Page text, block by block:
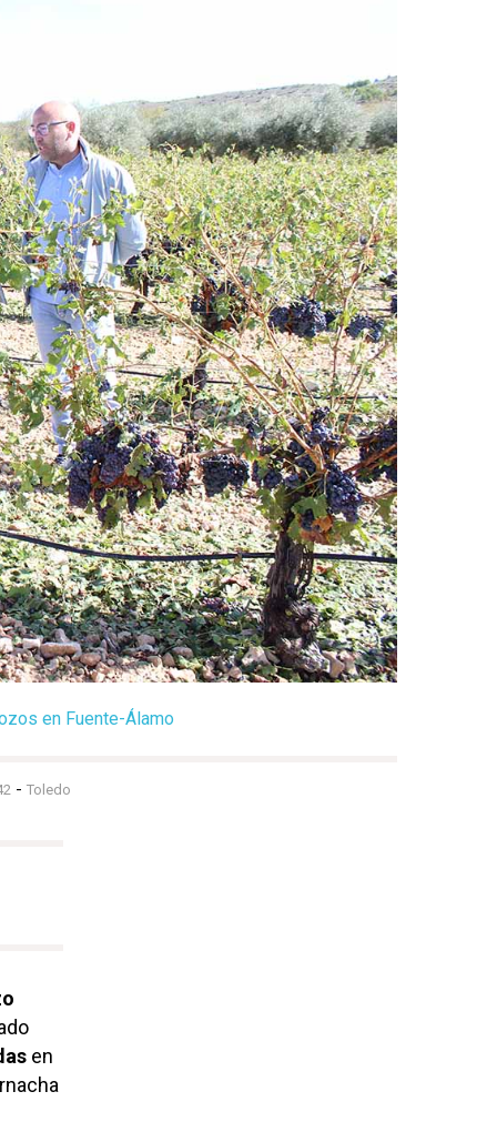
en Fuente-Álamo
- Toledo
en